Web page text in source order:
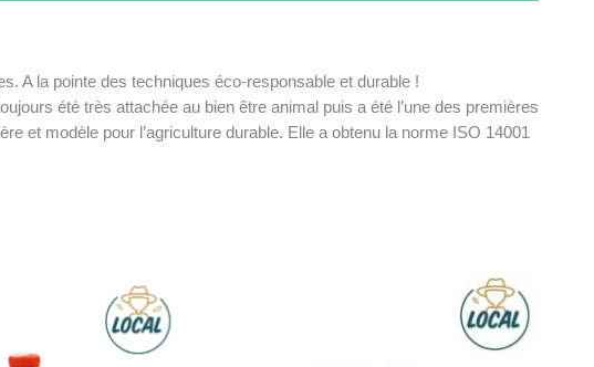
A la pointe des techniques éco-responsable et durable !
été très attachée au bien être animal puis a été l’une des premières
et modèle pour l’agriculture durable. Elle a obtenu la norme ISO 14001